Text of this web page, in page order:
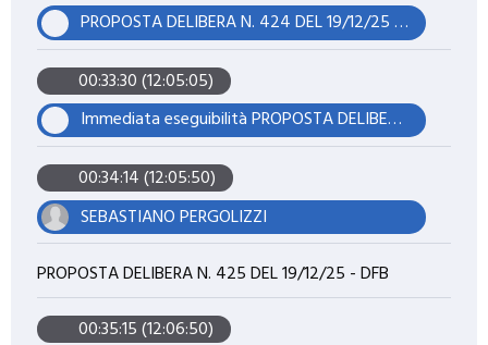
PROPOSTA DELIBERA N. 424 DEL 19/12/25 - DFB
00:33:30 (12:05:05)
Immediata eseguibilità PROPOSTA DELIBERA N. 424 DEL 19/12/25 - DFB
00:34:14 (12:05:50)
SEBASTIANO PERGOLIZZI
PROPOSTA DELIBERA N. 425 DEL 19/12/25 - DFB
00:35:15 (12:06:50)